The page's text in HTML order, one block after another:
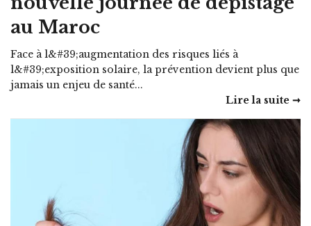
au Maroc
Face à l&#39;augmentation des risques liés à
l&#39;exposition solaire, la prévention devient plus que
jamais un enjeu de santé...
Lire la suite ➞